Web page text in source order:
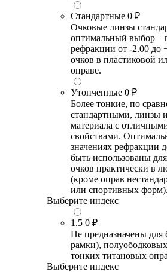
Стандартные 0 ₽
Очковые линзы
оптимальный выбор –
рефракции от -2.00 до
очков в пластиковой
оправе.
Утонченные 0 ₽
Более тонкие, по
стандартными, линзы
материала с
свойствами.
значениях рефракции
быть использованы
очков практически в
(кроме оправ
или спортивных форм).
Выберите индекс
1.5 0 ₽
Не предназначены для
рамки),
тонких титановых
Выберите индекс